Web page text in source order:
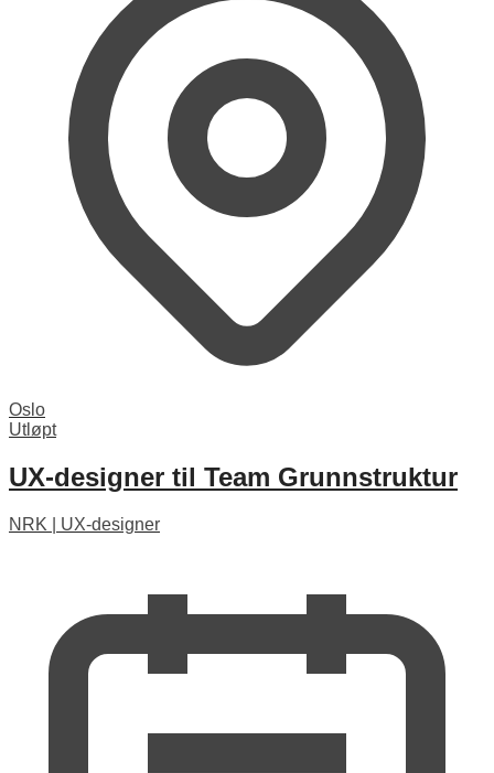
Oslo
Utløpt
UX-designer til Team Grunnstruktur
NRK UX-designer